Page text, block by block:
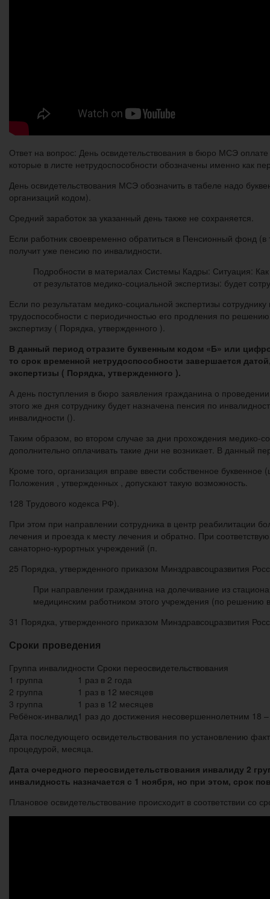
Ответ на вопрос: День освидетельствования в бюро МСЭ
которые в листе нетрудоспособности обозначены именно как
День освидетельствования МСЭ обозначить в табеле надо
организаций кодом).
Средний заработок за указанный день также не сохраняется.
Если работник своевременно обратиться в Пенсионный фонд
получит уже пенсию по инвалидности.
Подробности в материалах Системы Кадры: Ситуация:
от результатов медико-социальной экспертизы: будет
Если по результатам медико-социальной экспертизы
трудоспособности с периодичностью его продления по
экспертизу ( Порядка, утвержденного ).
В данный период отразите буквенным кодом «Б» или
то срок временной нетрудоспособности завершается
экспертизы ( Порядка, утвержденного ).
А день поступления в бюро заявления гражданина о
этого же дня сотруднику будет назначена пенсия по
инвалидности ().
Таким образом, во втором случае за дни прохождения медико-
дополнительно оплачивать такие дни не возникает. В данный
Кроме того, организация вправе ввести собственное
Положения , утвержденных , допускают такую возможность.
128 Трудового кодекса РФ).
При этом при направлении сотрудника в центр реабилитации
лечения и проезда к месту лечения и обратно. При
санаторно-курортных учреждений (п.
25 Порядка, утвержденного приказом Минздравсоцразвития
При направлении гражданина на долечивание из
медицинским работником этого учреждения (по
31 Порядка, утвержденного приказом Минздравсоцразвития
Сроки проведения
Группа инвалидности Сроки переосвидетельствования
1 группа
1 раз в 2 года
2 группа
1 раз в 12 месяцев
3 группа
1 раз в 12 месяцев
Ребёнок-инвалид1 раз до достижения несовершеннолетним 18 –
Дата последующего освидетельствования по установлению
процедурой, месяца.
Дата очередного переосвидетельствования инвалиду 2
инвалидность назначается с 1 ноября, но при этом, срок
Плановое освидетельствование происходит в соответствии